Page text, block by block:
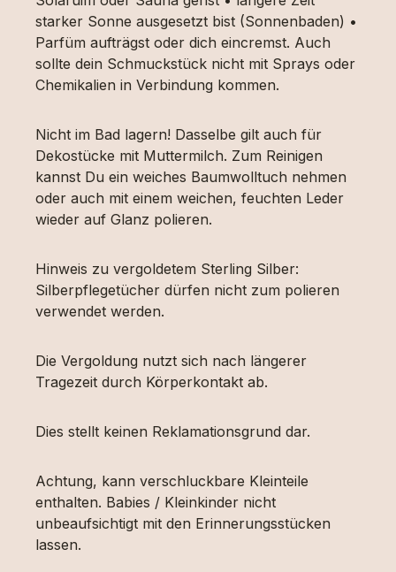
starker Sonne ausgesetzt bist (Sonnenbaden) •
Parfüm aufträgst oder dich eincremst. Auch
sollte dein Schmuckstück nicht mit Sprays oder
Chemikalien in Verbindung kommen.
Nicht im Bad lagern! Dasselbe gilt auch für
Dekostücke mit Muttermilch. Zum Reinigen
kannst Du ein weiches Baumwolltuch nehmen
oder auch mit einem weichen, feuchten Leder
wieder auf Glanz polieren.
Hinweis zu vergoldetem Sterling Silber:
Silberpflegetücher dürfen nicht zum polieren
verwendet werden.
Die Vergoldung nutzt sich nach längerer
Tragezeit durch Körperkontakt ab.
Dies stellt keinen Reklamationsgrund dar.
Achtung, kann verschluckbare Kleinteile
enthalten. Babies / Kleinkinder nicht
unbeaufsichtigt mit den Erinnerungsstücken
lassen.